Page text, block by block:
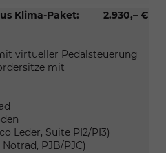
2.930,– €
Klima-Paket:
virtueller Pedalsteuerung
mit
Leder, Suite PI2/PI3)
PJB/PJC)